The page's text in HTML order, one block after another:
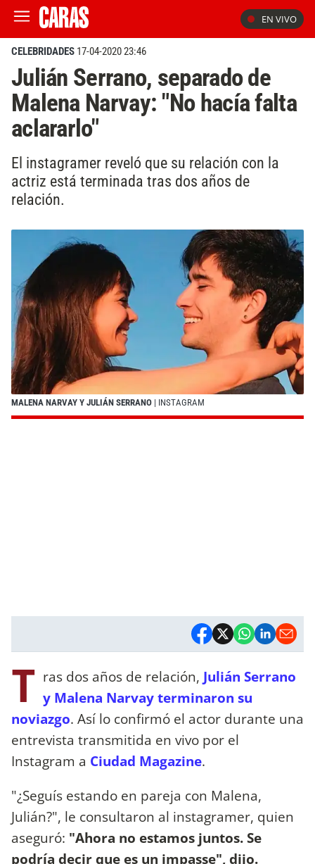
EN VIVO
CELEBRIDADES 17-04-2020 23:46
Julián Serrano, separado de
Malena Narvay: "No hacía falta
aclararlo"
El instagramer reveló que su relación con la
actriz está terminada tras dos años de
relación.
MALENA NARVAY Y JULIÁN SERRANO | INSTAGRAM
T ras dos años de relación, Julián Serrano
y Malena Narvay terminaron su
noviazgo. Así lo confirmó el actor durante una
entrevista transmitida en vivo por el
Instagram a Ciudad Magazine.
"¿Seguís estando en pareja con Malena,
Julián?", le consultaron al instagramer, quien
aseguró: "Ahora no estamos juntos. Se
podría decir que es un impasse", dijo.